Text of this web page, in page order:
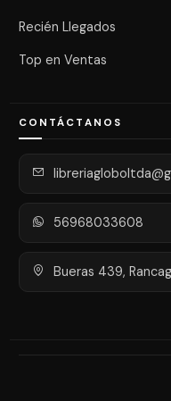
Recién Llegados
Top en Ventas
CONTÁCTANOS
56968033608
Bueras 439,